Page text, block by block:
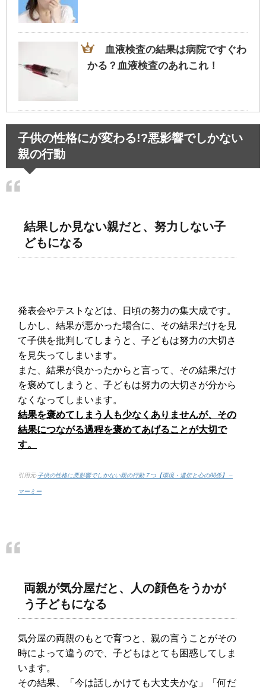
血液検査の結果は病院ですぐわ
かる？血液検査のあれこれ！
子供の性格にが変わる!?悪影響でしかない
親の行動
結果しか見ない親だと、努力しない子
どもになる
発表会やテストなどは、日頃の努力の集大成です。
しかし、結果が悪かった場合に、その結果だけを見
て子供を批判してしまうと、子どもは努力の大切さ
を見失ってしまいます。
また、結果が良かったからと言って、その結果だけ
を褒めてしまうと、子どもは努力の大切さが分から
なくなってしまいます。
結果を褒めてしまう人も少なくありませんが、その
結果につながる過程を褒めてあげることが大切で
す。
引用元-子供の性格に悪影響でしかない親の行動７つ【環境・遺伝と心の関係】 –
マーミー
両親が気分屋だと、人の顔色をうかが
う子どもになる
気分屋の両親のもとで育つと、親の言うことがその
時によって違うので、子どもはとても困惑してしま
います。
その結果、「今は話しかけても大丈夫かな」「何だ